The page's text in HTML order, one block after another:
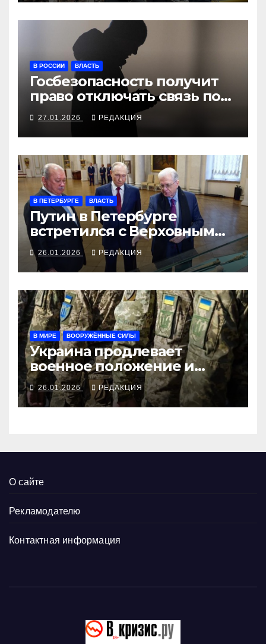
В РОССИИ ВЛАСТЬ
Госбезопасность получит
право отключать связь по
закону
27.01.2026 РЕДАКЦИЯ
В ПЕТЕРБУРГЕ ВЛАСТЬ
Путин в Петербурге
встретился с Верховным
Господином
26.01.2026 РЕДАКЦИЯ
В МИРЕ ВООРУЖЁННЫЕ СИЛЫ
Украина продлевает
военное положение и
мобилизацию
26.01.2026 РЕДАКЦИЯ
О сайте
Рекламодателю
Контактная информация